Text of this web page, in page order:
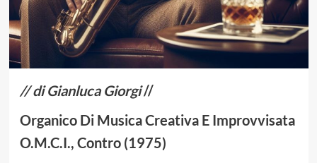
// di Gianluca Giorgi//
Organico Di Musica Creativa E Improvvisata
O.M.C.I., Contro (1975)